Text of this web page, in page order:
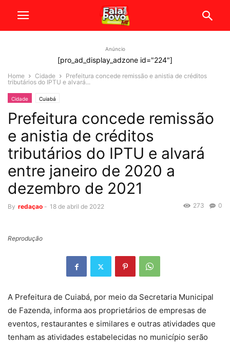
Anúncio
[pro_ad_display_adzone id="224"]
Home Cidade
Prefeitura concede remissão e anistia de créditos
tributários do IPTU e alvará...
Cidade Cuiabá
Prefeitura concede remissão
e anistia de créditos
tributários do IPTU e alvará
entre janeiro de 2020 a
dezembro de 2021
By redaçao - 18 de abril de 2022 0
273
Reprodução
A Prefeitura de Cuiabá, por meio da Secretaria Municipal
de Fazenda, informa aos proprietários de empresas de
eventos, restaurantes e similares e outras atividades que
tenham as atividades estabelecidas no município serão